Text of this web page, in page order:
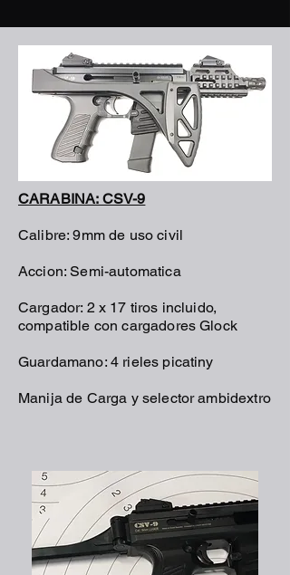
CARABINA: CSV-9
Calibre: 9mm de uso civil
Accion: Semi-automatica
Cargador: 2 x 17 tiros incluido,
compatible con cargadores Glock
Guardamano: 4 rieles picatiny
Manija de Carga y selector ambidextro